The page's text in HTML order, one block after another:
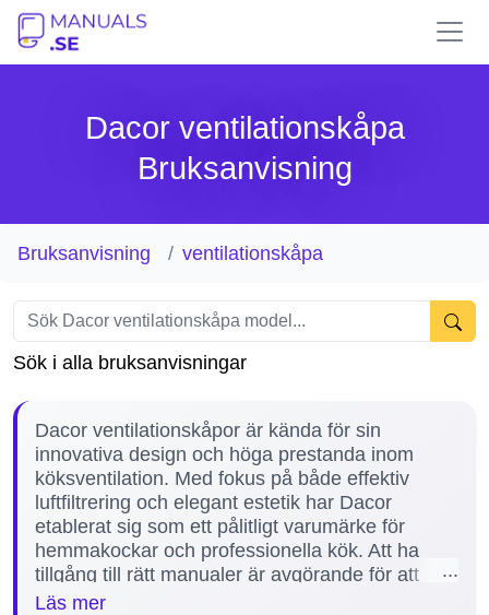
Dacor ventilationskåpa
Bruksanvisning
Bruksanvisning ventilationskåpa
Sök i alla bruksanvisningar
Dacor ventilationskåpor är kända för sin
innovativa design och höga prestanda inom
köksventilation. Med fokus på både effektiv
luftfiltrering och elegant estetik har Dacor
etablerat sig som ett pålitligt varumärke för
hemmakockar och professionella kök. Att ha
tillgång till rätt manualer är avgörande för att
säkerställa korrekt installation, underhåll och
Läs mer